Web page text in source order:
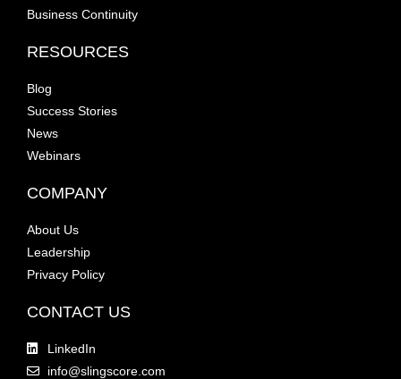
Business Continuity
RESOURCES
Blog
Success Stories
News
Webinars
COMPANY
About Us
Leadership
Privacy Policy
CONTACT US
LinkedIn
info@slingscore.com